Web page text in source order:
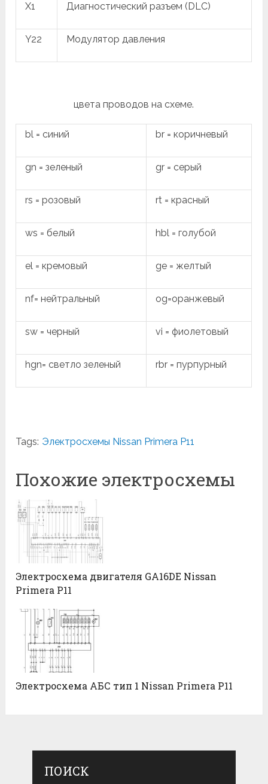
X1 Диагностический разъем (DLC)
Y22 Модулятор давления
цвета проводов на схеме.
bl = синий br = коричневый
gn = зеленый gr = серый
rs = розовый rt = красный
ws = белый hbl = голубой
el = кремовый ge = желтый
nf= нейтральный og=оранжевый
sw = черный vi = фиолетовый
hgn= светло зеленый rbr = пурпурный
Tags: Электросхемы Nissan Primera P11
Похожие электросхемы
Электросхема двигателя GA16DE Nissan
Primera P11
Электросхема АБС тип 1 Nissan Primera P11
ПОИСК